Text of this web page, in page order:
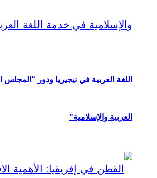
اللغة العربية في نيجيريا ودور
العربية والإسلامية”